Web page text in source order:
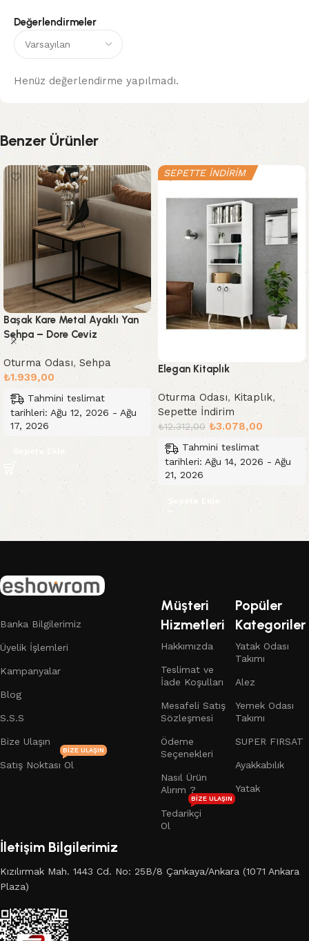
Değerlendirmeler
Henüz değerlendirme yapılmadı.
Benzer Ürünler
Başak Kare Metal Ayaklı Yan
Sehpa – Dore Ceviz
Oturma Odası,Sehpa
₺1.939,00
Tahmini teslimat
tarihleri: Ağu 12, 2026 - Ağu
17, 2026
Sepete Ekle
-75%
SEPETTE İNDİRİM
Elegan Kitaplık
Oturma Odası, Kitaplık,
Sepette İndirim
₺12.312,00 ₺3.078,00
Tahmini teslimat
tarihleri: Ağu 14, 2026 - Ağu
21, 2026
Sepete Ekle
Read More
Banka Bilgilerimiz
Üyelik İşlemleri
Kampanyalar
Blog
S.S.S
Bize Ulaşın
Satış Noktası Ol
BIZE ULAŞIN
Müşteri
Hizmetleri
Hakkımızda
Teslimat ve
İade Koşulları
Mesafeli Satış
Sözleşmesi
Ödeme
Seçenekleri
Nasıl Ürün
Alırım ?
Tedarikçi
Ol
BIZE ULAŞIN
Popüler
Kategoriler
Yatak Odası
Takımı
Alez
Yemek Odası
Takımı
SUPER FIRSAT
Ayakkabılık
Yatak
İletişim Bilgilerimiz
Kızılırmak Mah. 1443 Cd. No: 25B/8 Çankaya/Ankara (1071 Ankara
Plaza)